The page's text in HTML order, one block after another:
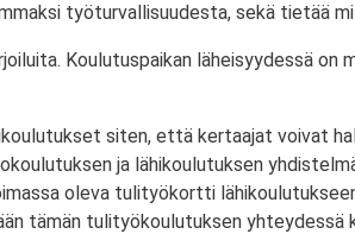
työturvallisuudesta, sekä tietää
Koulutuspaikan läheisyydessä on
siten, että kertaajat voivat
ja lähikoulutuksen
oleva tulityökortti
tämän tulityökoulutuksen yhteydessä